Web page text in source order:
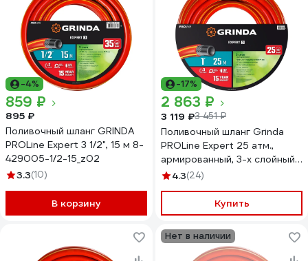
-4%
859 ₽
895 ₽
Поливочный шланг GRINDA
PROLine Expert 3 1/2", 15 м 8-
429005-1/2-15_z02
3.3(10)
В корзину
-17%
2 863 ₽
3 119 ₽3 451 ₽
Поливочный шланг Grinda
PROLine Expert 25 атм.,
армированный, 3-х слойный,
1х25м 8-429005-1-25_z01
4.3(24)
Купить
Нет в наличии